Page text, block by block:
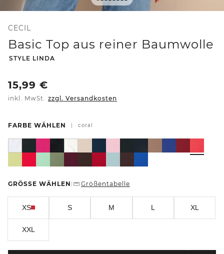
CECIL
Basic Top aus reiner Baumwolle
-
STYLE LINDA
15,99 €
inkl. MwSt. zzgl. Versandkosten
FARBE WÄHLEN coral
GRÖSSE WÄHLEN Größentabelle
XS S M L XL
XXL